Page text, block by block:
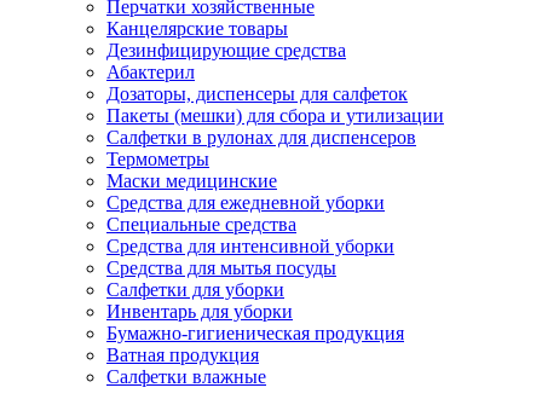
Перчатки хозяйственные
Канцелярские товары
Дезинфицирующие средства
Абактерил
Дозаторы, диспенсеры для салфеток
Пакеты (мешки) для сбора и утилизации
Салфетки в рулонах для диспенсеров
Термометры
Маски медицинские
Средства для ежедневной уборки
Специальные средства
Средства для интенсивной уборки
Средства для мытья посуды
Салфетки для уборки
Инвентарь для уборки
Бумажно-гигиеническая продукция
Ватная продукция
Салфетки влажные